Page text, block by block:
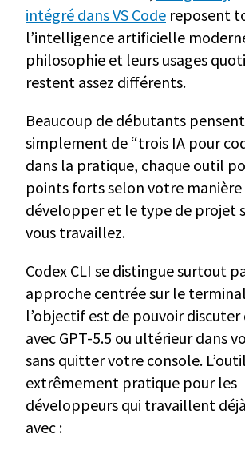
intégré dans VS Code reposent
l’intelligence artificielle
philosophie et leurs usages
restent assez différents.
Beaucoup de débutants pensent
simplement de “trois IA pour
dans la pratique, chaque outil
points forts selon votre manière
développer et le type de projet
vous travaillez.
Codex CLI se distingue surtout
approche centrée sur le
l’objectif est de pouvoir
avec GPT-5.5 ou ultérieur dans
sans quitter votre console.
extrêmement pratique pour les
développeurs qui travaillent
avec :